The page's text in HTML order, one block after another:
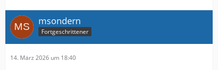
msondern
Fortgeschrittener
14. März 2026 um 18:40